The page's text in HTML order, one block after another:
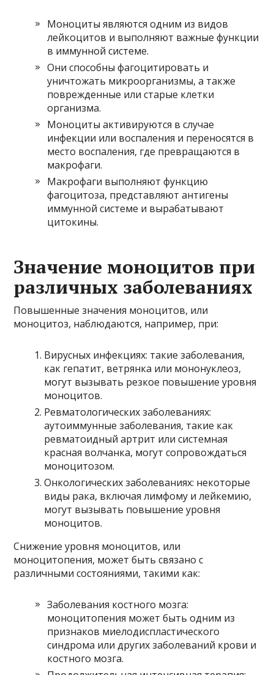
Моноциты являются одним из видов
лейкоцитов и выполняют важные функции
в иммунной системе.
Они способны фагоцитировать и
уничтожать микроорганизмы, а также
поврежденные или старые клетки
организма.
Моноциты активируются в случае
инфекции или воспаления и переносятся в
место воспаления, где превращаются в
макрофаги.
Макрофаги выполняют функцию
фагоцитоза, представляют антигены
иммунной системе и вырабатывают
цитокины.
Значение моноцитов при
различных заболеваниях
Повышенные значения моноцитов, или
моноцитоз, наблюдаются, например, при:
Вирусных инфекциях: такие заболевания,
как гепатит, ветрянка или мононуклеоз,
могут вызывать резкое повышение уровня
моноцитов.
Ревматологических заболеваниях:
аутоиммунные заболевания, такие как
ревматоидный артрит или системная
красная волчанка, могут сопровождаться
моноцитозом.
Онкологических заболеваниях: некоторые
виды рака, включая лимфому и лейкемию,
могут вызывать повышение уровня
моноцитов.
Снижение уровня моноцитов, или
моноцитопения, может быть связано с
различными состояниями, такими как:
Заболевания костного мозга:
моноцитопения может быть одним из
признаков миелодиспластического
синдрома или других заболеваний крови и
костного мозга.